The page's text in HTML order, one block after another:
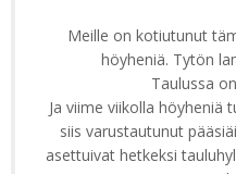
Meille on kotiutunut
höyheniä. Tytön
Taulussa
Ja viime viikolla höyheniä
siis varustautunut
asettuivat hetkeksi